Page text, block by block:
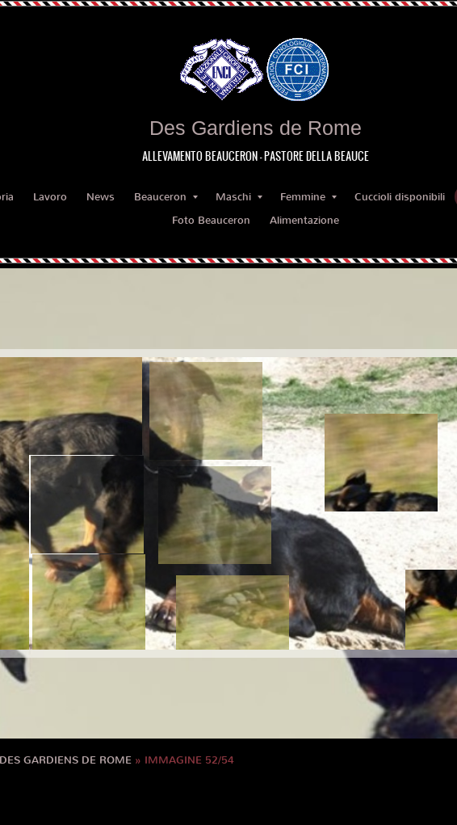
Des Gardiens de Rome
ALLEVAMENTO BEAUCERON - PASTORE DELLA BEAUCE
Lavoro News Beauceron Maschi Femmine Cuccioli disponibili
Foto Beauceron
Alimentazione
GARDIENS DE ROME » IMMAGINE 52/54